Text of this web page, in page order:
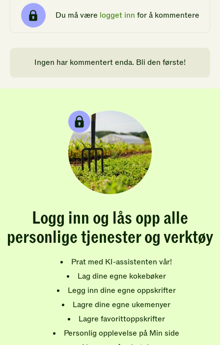
Du må være logget inn for å kommentere
Ingen har kommentert enda. Bli den første!
Logg inn og lås opp alle
personlige tjenester og verktøy
Prat med KI-assistenten vår!
Lag dine egne kokebøker
Legg inn dine egne oppskrifter
Lagre dine egne ukemenyer
Lagre favorittoppskrifter
Personlig opplevelse på Min side